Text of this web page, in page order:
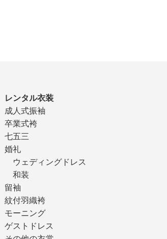
レンタル衣装
成人式振袖
卒業式袴
七五三
婚礼
ウェディングドレス
和装
留袖
紋付羽織袴
モーニング
ゲストドレス